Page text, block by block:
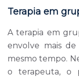
Terapia em
A terapia em
envolve mais de
mesmo tempo.
o terapeuta, o